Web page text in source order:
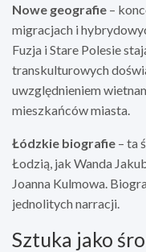
Nowe geografie –
migracjach i
Fuzja i Stare Polesie
transkulturowych
uwzględnieniem
mieszkańców miasta.
Łódzkie biografie – ta
Łodzią, jak Wanda
Joanna Kulmowa.
jednolitych narracji.
Sztuka jako